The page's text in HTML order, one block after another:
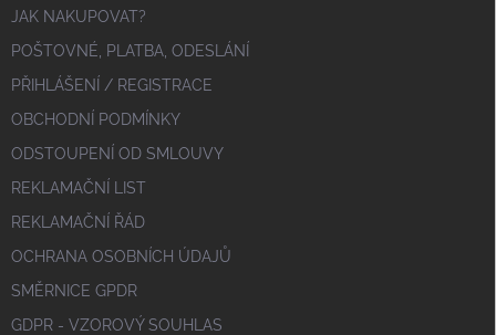
JAK NAKUPOVAT?
POŠTOVNÉ, PLATBA, ODESLÁNÍ
PŘIHLÁŠENÍ / REGISTRACE
OBCHODNÍ PODMÍNKY
ODSTOUPENÍ OD SMLOUVY
REKLAMAČNÍ LIST
REKLAMAČNÍ ŘÁD
OCHRANA OSOBNÍCH ÚDAJŮ
SMĚRNICE GPDR
GDPR - VZOROVÝ SOUHLAS